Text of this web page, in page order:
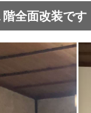
全面改装です